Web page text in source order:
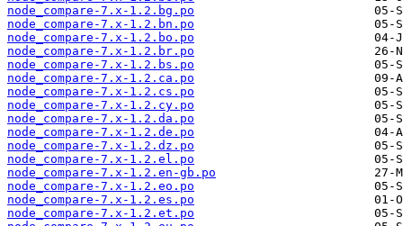
node_compare-7.x-1.2.bg.po
node_compare-7.x-1.2.bn.po
node_compare-7.x-1.2.bo.po
node_compare-7.x-1.2.br.po
node_compare-7.x-1.2.bs.po
node_compare-7.x-1.2.ca.po
node_compare-7.x-1.2.cs.po
node_compare-7.x-1.2.cy.po
node_compare-7.x-1.2.da.po
node_compare-7.x-1.2.de.po
node_compare-7.x-1.2.dz.po
node_compare-7.x-1.2.el.po
node_compare-7.x-1.2.en-gb.po
node_compare-7.x-1.2.eo.po
node_compare-7.x-1.2.es.po
node_compare-7.x-1.2.et.po